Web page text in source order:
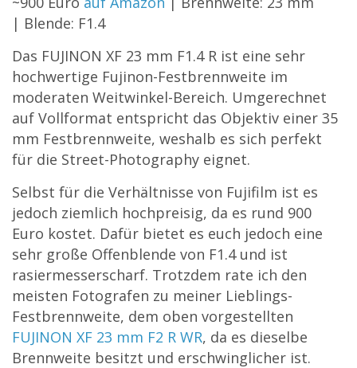
| Blende: F1.4
Das FUJINON XF 23 mm F1.4 R ist eine sehr
hochwertige Fujinon-Festbrennweite im
moderaten Weitwinkel-Bereich. Umgerechnet
auf Vollformat entspricht das Objektiv einer 35
mm Festbrennweite, weshalb es sich perfekt
für die Street-Photography eignet.
Selbst für die Verhältnisse von Fujifilm ist es
jedoch ziemlich hochpreisig, da es rund 900
Euro kostet. Dafür bietet es euch jedoch eine
sehr große Offenblende von F1.4 und ist
rasiermesserscharf. Trotzdem rate ich den
meisten Fotografen zu meiner Lieblings-
Festbrennweite, dem oben vorgestellten
FUJINON XF 23 mm F2 R WR, da es dieselbe
Brennweite besitzt und erschwinglicher ist.